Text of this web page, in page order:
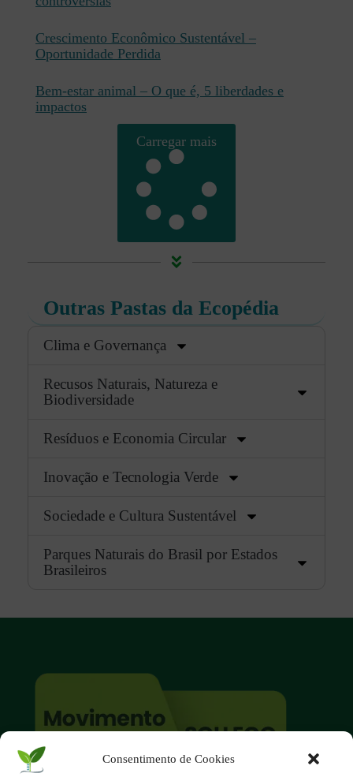
Consentimento de Cookies
Crescimento Econômico Sustentável –
Oportunidade Perdida
Bem-estar animal – O que é, 5 liberdades e
impactos
Carregar mais
Outras Pastas da Ecopédia
Clima e Governança
Recusos Naturais, Natureza e
Biodiversidade
Resíduos e Economia Circular
Inovação e Tecnologia Verde
Sociedade e Cultura Sustentável
Parques Naturais do Brasil por Estados
Brasileiros